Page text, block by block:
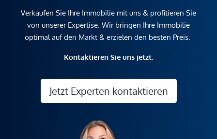
Verkaufen Sie Ihre Immobilie mit uns & profitieren Sie
von unserer Expertise. Wir bringen Ihre Immobilie
optimal auf den Markt & erzielen den besten Preis.
Kontaktieren Sie uns jetzt.
Jetzt Experten kontaktieren